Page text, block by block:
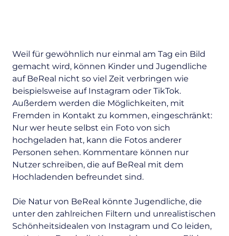
Weil für gewöhnlich nur einmal am Tag ein Bild
gemacht wird, können Kinder und Jugendliche
auf BeReal nicht so viel Zeit verbringen wie
beispielsweise auf Instagram oder TikTok.
Außerdem werden die Möglichkeiten, mit
Fremden in Kontakt zu kommen, eingeschränkt:
Nur wer heute selbst ein Foto von sich
hochgeladen hat, kann die Fotos anderer
Personen sehen. Kommentare können nur
Nutzer schreiben, die auf BeReal mit dem
Hochladenden befreundet sind.
Die Natur von BeReal könnte Jugendliche, die
unter den zahlreichen Filtern und unrealistischen
Schönheitsidealen von Instagram und Co leiden,